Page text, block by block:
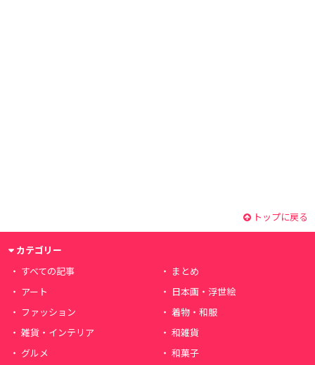
トップに戻る
カテゴリー
すべての記事
まとめ
アート
日本画・浮世絵
ファッション
着物・和服
雑貨・インテリア
和雑貨
グルメ
和菓子